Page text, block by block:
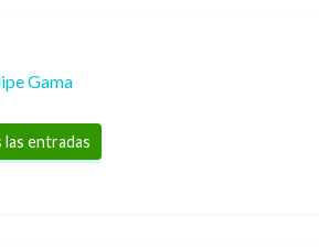
Gama
entradas